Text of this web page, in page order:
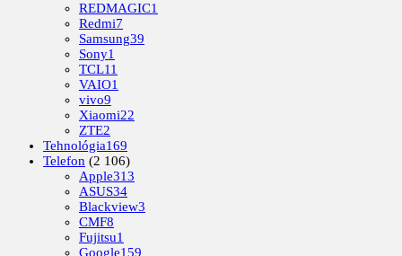
REDMAGIC1
Redmi7
Samsung39
Sony1
TCL11
VAIO1
vivo9
Xiaomi22
ZTE2
Tehnológia169
Telefon (2 106)
Apple313
ASUS34
Blackview3
CMF8
Fujitsu1
Google159